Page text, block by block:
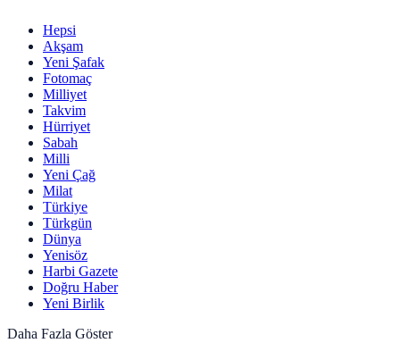
Hepsi
Akşam
Yeni Şafak
Fotomaç
Milliyet
Takvim
Hürriyet
Sabah
Milli
Yeni Çağ
Milat
Türkiye
Türkgün
Dünya
Yenisöz
Harbi Gazete
Doğru Haber
Yeni Birlik
Daha Fazla Göster